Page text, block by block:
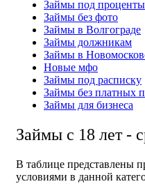
Займы под проценты
Займы без фото
Займы в Волгограде
Займы должникам
Займы в
Новые мфо
Займы под расписку
Займы без платных
Займы для бизнеса
Займы с 18 лет -
В таблице представлены
условиями в данной